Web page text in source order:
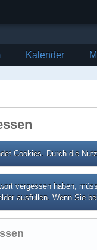
Kalender
Cookies. Durch die
vergessen haben,
ausfüllen. Wenn Sie